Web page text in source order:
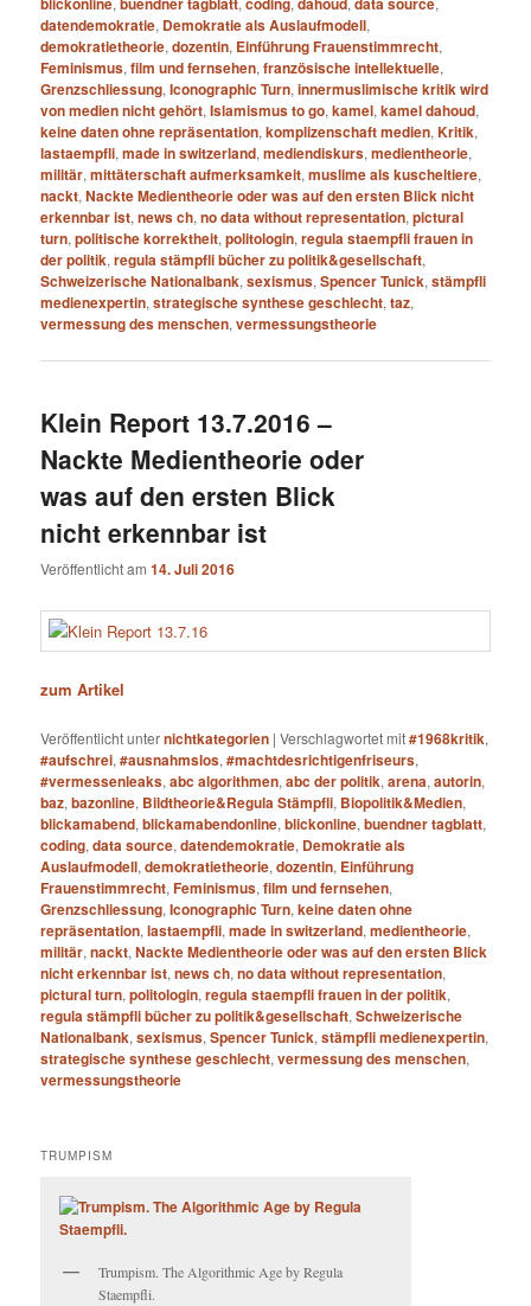
datendemokratie, Demokratie als Auslaufmodell,
demokratietheorie,dozentin, Einführung Frauenstimmrecht,
Feminismus,film und fernsehen,französische intellektuelle,
Grenzschliessung,Iconographic Turn,innermuslimische kritik wird
von medien nicht gehört,Islamismus to go,kamel,kamel dahoud,
keine daten ohne repräsentation,komplizenschaft medien,Kritik,
lastaempfli,made in switzerland,mediendiskurs,medientheorie,
militär,mittäterschaft aufmerksamkeit,muslime als kuscheltiere,
nackt,Nackte Medientheorie oder was auf den ersten Blick nicht
erkennbar ist,news ch,no data without representation,pictural
turn,politische korrektheit,politologin,regula staempfli frauen in
der politik,regula stämpfli bücher zu politik&gesellschaft,
Schweizerische Nationalbank,sexismus,Spencer Tunick,stämpfli
medienexpertin,strategische synthese geschlecht,taz,
vermessung des menschen,vermessungstheorie
Klein Report 13.7.2016 –
Nackte Medientheorie oder
was auf den ersten Blick
nicht erkennbar ist
Veröffentlicht am14. Juli 2016
zum Artikel
Veröffentlicht unternichtkategorien |Verschlagwortet mit#1968kritik,
#aufschrei,#ausnahmslos,#machtdesrichtigenfriseurs,
#vermessenleaks,abc algorithmen,abc der politik,arena,autorin,
baz,bazonline, Bildtheorie&Regula Stämpfli, Biopolitik&Medien,
blickamabend,blickamabendonline,blickonline,buendner tagblatt,
coding,data source,datendemokratie, Demokratie als
Auslaufmodell,demokratietheorie,dozentin, Einführung
Frauenstimmrecht,Feminismus,film und fernsehen,
Grenzschliessung,Iconographic Turn,keine daten ohne
repräsentation,lastaempfli,made in switzerland,medientheorie,
militär,nackt,Nackte Medientheorie oder was auf den ersten Blick
nicht erkennbar ist,news ch,no data without representation,
pictural turn,politologin,regula staempfli frauen in der politik,
regula stämpfli bücher zu politik&gesellschaft,Schweizerische
Nationalbank,sexismus,Spencer Tunick,stämpfli medienexpertin,
strategische synthese geschlecht,vermessung des menschen,
vermessungstheorie
TRUMPISM
Trumpism. The Algorithmic Age by Regula
Staempfli.